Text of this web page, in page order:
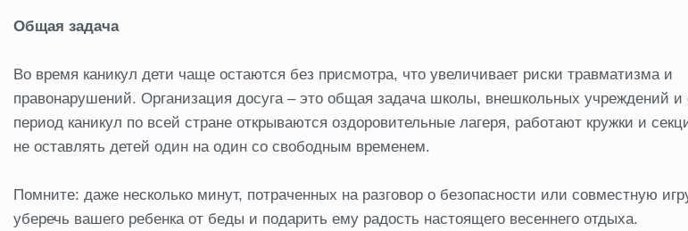
Общая задача
Во время каникул дети чаще остаются без присмотра, что увеличивает риски травматизма и
правонарушений. Организация досуга – это общая задача школы, внешкольных учреждений
период каникул по всей стране открываются оздоровительные лагеря, работают кружки и
не оставлять детей один на один со свободным временем.
Помните: даже несколько минут, потраченных на разговор о безопасности или совместную
уберечь вашего ребенка от беды и подарить ему радость настоящего весеннего отдыха.